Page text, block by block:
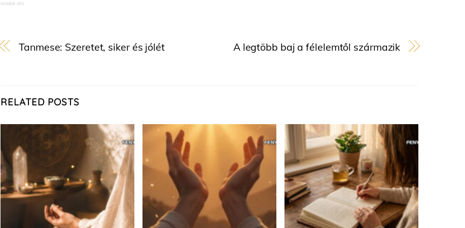
imadok elni
Tanmese: Szeretet, siker és jólét A legtöbb baj a félelemtől származik
RELATED POSTS